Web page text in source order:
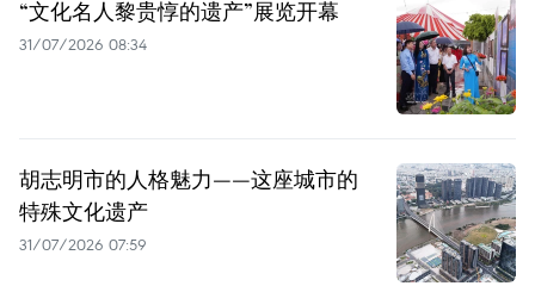
“文化名人黎贵惇的遗产”展览开幕
31/07/2026 08:34
胡志明市的人格魅力——这座城市的
特殊文化遗产
31/07/2026 07:59